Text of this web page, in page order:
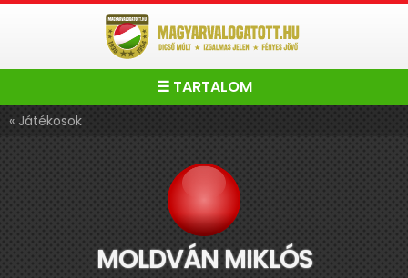
☰ TARTALOM
« Játékosok
MOLDVÁN MIKLÓS